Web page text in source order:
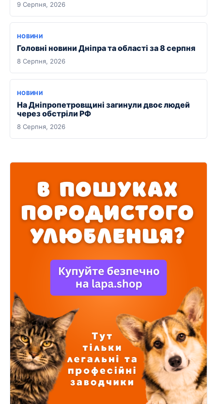
9 Серпня, 2026
НОВИНИ
Головні новини Дніпра та області за 8 серпня
8 Серпня, 2026
НОВИНИ
На Дніпропетровщині загинули двоє людей
через обстріли РФ
8 Серпня, 2026